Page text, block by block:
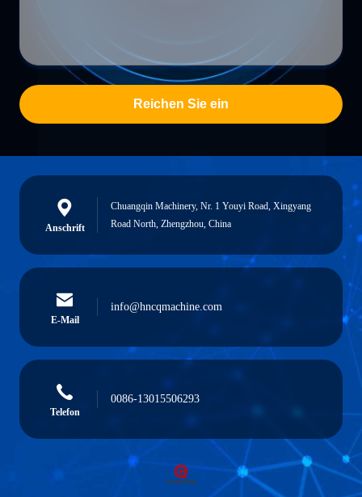
Reichen Sie ein
Anschrift
Chuangqin Machinery, Nr. 1 Youyi Road, Xingyang
Road North, Zhengzhou, China
E-Mail
info@hncqmachine.com
Telefon
0086-13015506293